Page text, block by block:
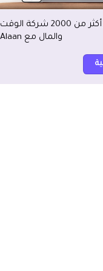
شاهد كيف توفر أكثر من 2000 شركة الوقت
والمال مع Alaan